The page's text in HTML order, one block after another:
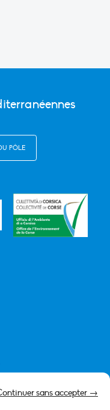
sans accepter →
PÔLE